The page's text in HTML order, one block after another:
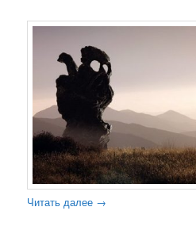
Читать далее →